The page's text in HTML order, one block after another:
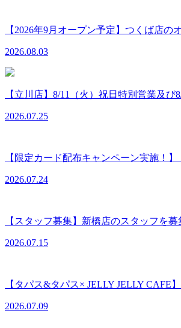
【2026年9月オープン予定】つくば店
2026.08.03
【立川店】8/11（火）祝日特別営業及
2026.07.25
【限定カード配布キャンペーン実施！
2026.07.24
【スタッフ募集】新橋店のスタッフを
2026.07.15
【タパス&タパス× JELLY JELLY CAFE
2026.07.09